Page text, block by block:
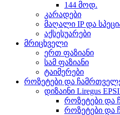
144 მოდ.
კარადები
მაღალი IP და
აქსესუარები
მრიცხველი
ერთ ფაზიანი
სამ ფაზიანი
ტაიმერები
როზეტები და
დიზაინი Liregus
როზეტები და
როზეტები და